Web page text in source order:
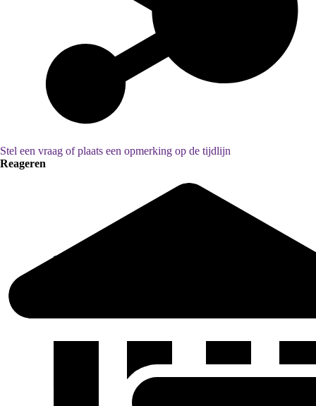
Stel een vraag of plaats een opmerking op de tijdlijn
Reageren